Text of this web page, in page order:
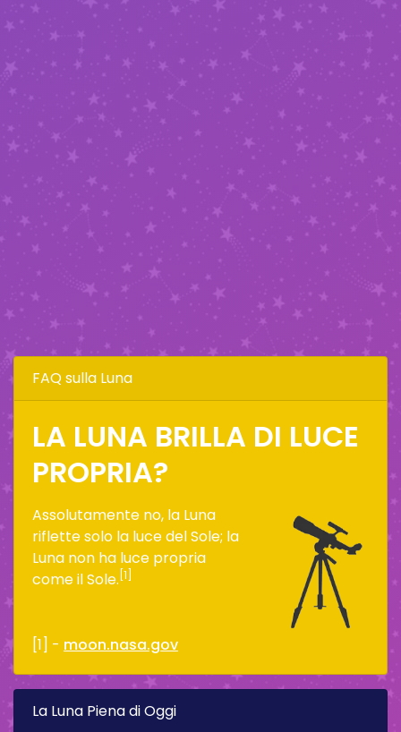
FAQ sulla Luna
LA LUNA BRILLA DI LUCE
PROPRIA?
Assolutamente no, la Luna
riflette solo la luce del Sole; la
Luna non ha luce propria
come il Sole. [1]
[1] - moon.nasa.gov
La Luna Piena di Oggi